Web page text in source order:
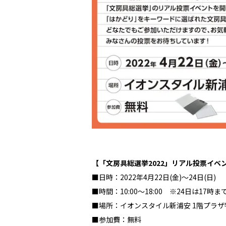
【「文房具総選挙2022」リアル投票イ
■日時：2022年4月22日(金)〜24日(日)
■時間：10:00〜18:00 ※24日は17時ま
■場所：イオンスタイル新浦安 1階プラ
■参加費：無料